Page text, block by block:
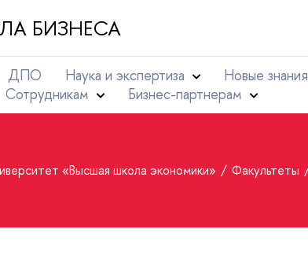
БИЗНЕСА
ДПО Наука и экспертиза Новые знания
Сотрудникам Бизнес-партнерам
«Высшая школа экономики» Факультеты